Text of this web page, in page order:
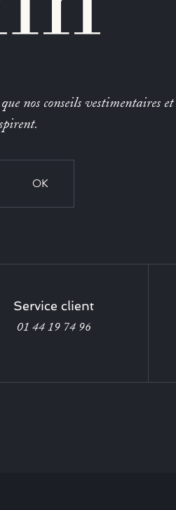
nos conseils vestimentaires et
OK
Service client
01 44 19 74 96